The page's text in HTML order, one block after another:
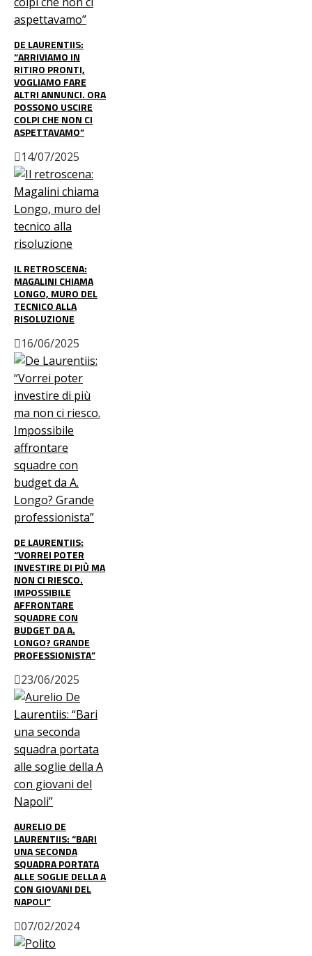
DE LAURENTIIS:
“ARRIVIAMO IN
RITIRO PRONTI,
VOGLIAMO FARE
ALTRI ANNUNCI. ORA
POSSONO USCIRE
COLPI CHE NON CI
ASPETTAVAMO”
14/07/2025
IL RETROSCENA:
MAGALINI CHIAMA
LONGO, MURO DEL
TECNICO ALLA
RISOLUZIONE
16/06/2025
DE LAURENTIIS:
“VORREI POTER
INVESTIRE DI PIÙ MA
NON CI RIESCO.
IMPOSSIBILE
AFFRONTARE
SQUADRE CON
BUDGET DA A.
LONGO? GRANDE
PROFESSIONISTA”
23/06/2025
AURELIO DE
LAURENTIIS: “BARI
UNA SECONDA
SQUADRA PORTATA
ALLE SOGLIE DELLA A
CON GIOVANI DEL
NAPOLI”
07/02/2024